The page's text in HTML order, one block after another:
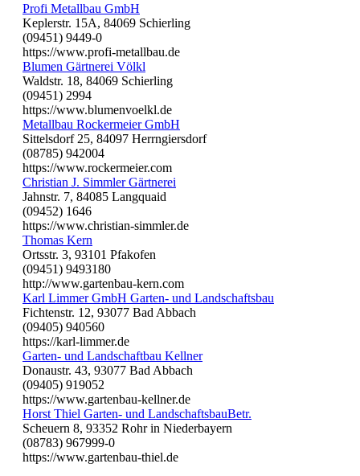
Profi Metallbau GmbH
Keplerstr. 15A, 84069 Schierling
(09451) 9449-0
https://www.profi-metallbau.de
Blumen Gärtnerei Völkl
Waldstr. 18, 84069 Schierling
(09451) 2994
https://www.blumenvoelkl.de
Metallbau Rockermeier GmbH
Sittelsdorf 25, 84097 Herrngiersdorf
(08785) 942004
https://www.rockermeier.com
Christian J. Simmler Gärtnerei
Jahnstr. 7, 84085 Langquaid
(09452) 1646
https://www.christian-simmler.de
Thomas Kern
Ortsstr. 3, 93101 Pfakofen
(09451) 9493180
http://www.gartenbau-kern.com
Karl Limmer GmbH Garten- und Landschaftsbau
Fichtenstr. 12, 93077 Bad Abbach
(09405) 940560
https://karl-limmer.de
Garten- und Landschaftbau Kellner
Donaustr. 43, 93077 Bad Abbach
(09405) 919052
https://www.gartenbau-kellner.de
Horst Thiel Garten- und LandschaftsbauBetr.
Scheuern 8, 93352 Rohr in Niederbayern
(08783) 967999-0
https://www.gartenbau-thiel.de